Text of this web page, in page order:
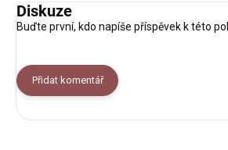
Diskuze
Buďte první, kdo napíše příspěvek k této
Přidat komentář